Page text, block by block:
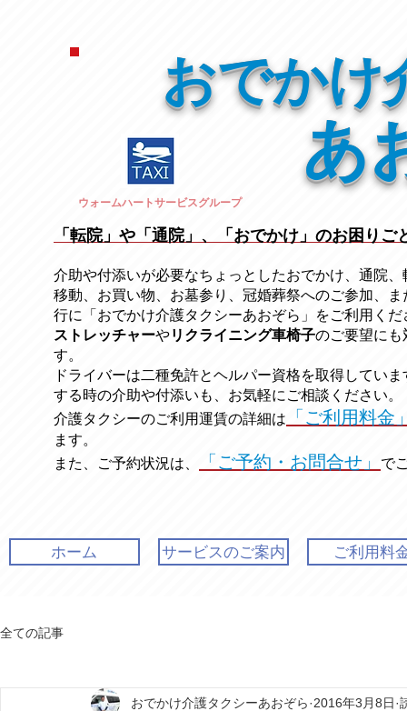
おでかけ
あ
ウォームハートサービスグループ
「転院」や「通院」、「おでかけ」のお困りご
介助や付添いが必要なちょっとしたおでかけ、通院
移動、お買い物、お墓参り、冠婚葬祭へのご参加、ま
行に「おでかけ介護タクシーあおぞら」をご利用くだ
ストレッチャー​やリクライニング車椅子のご要望にも
す。
ドライバーは二種免許とヘルパー資格を取得してい
する時の介助や付添いも、お気軽にご相談ください
介護タクシーのご利用運賃の詳細は 「ご利用料金
ます。
また、ご予約状況は、
「ご予約・お問合せ」 で
ホーム サービスのご案内 ご利用料
全ての記事
おでかけ介護タクシーあおぞら 2016年3月8日